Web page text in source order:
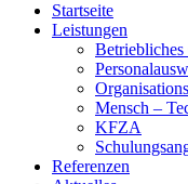
Startseite
Leistungen
Betriebliches
Mensch –
KFZA
Referenzen